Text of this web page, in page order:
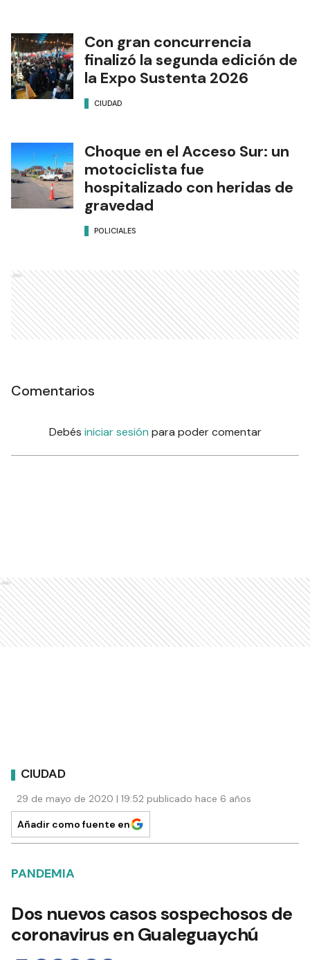
Con gran concurrencia
finalizó la segunda edición de
la Expo Sustenta 2026
CIUDAD
Choque en el Acceso Sur: un
motociclista fue
hospitalizado con heridas de
gravedad
POLICIALES
Ads
Comentarios
Debés iniciar sesión para poder comentar
Ads
CIUDAD
29 de mayo de 2020 | 19:52 publicado hace 6 años
Añadir como fuente en
PANDEMIA
Dos nuevos casos sospechosos de
coronavirus en Gualeguaychú